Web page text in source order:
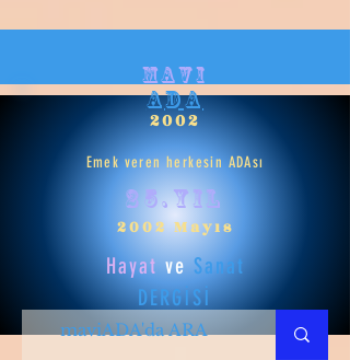
mavi
ADA
2002
Emek veren herkesin ADAsı
25.yıl
2002 Mayıs
HayatveSanat
DERGİSİ